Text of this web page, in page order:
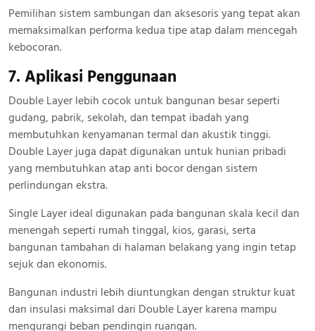
Pemilihan sistem sambungan dan aksesoris yang tepat akan
memaksimalkan performa kedua tipe atap dalam mencegah
kebocoran.
7. Aplikasi Penggunaan
Double Layer lebih cocok untuk bangunan besar seperti
gudang, pabrik, sekolah, dan tempat ibadah yang
membutuhkan kenyamanan termal dan akustik tinggi.
Double Layer juga dapat digunakan untuk hunian pribadi
yang membutuhkan atap anti bocor dengan sistem
perlindungan ekstra.
Single Layer ideal digunakan pada bangunan skala kecil dan
menengah seperti rumah tinggal, kios, garasi, serta
bangunan tambahan di halaman belakang yang ingin tetap
sejuk dan ekonomis.
Bangunan industri lebih diuntungkan dengan struktur kuat
dan insulasi maksimal dari Double Layer karena mampu
mengurangi beban pendingin ruangan.